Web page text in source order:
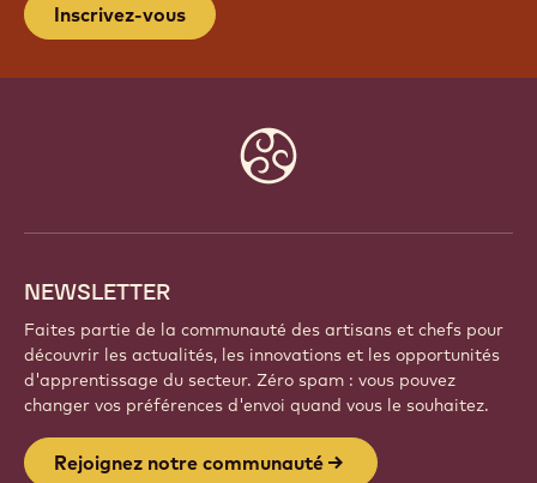
Inscrivez-vous
NEWSLETTER
Faites partie de la communauté des artisans et chefs pour
découvrir les actualités, les innovations et les opportunités
d'apprentissage du secteur. Zéro spam : vous pouvez
changer vos préférences d'envoi quand vous le souhaitez.
Rejoignez notre communauté